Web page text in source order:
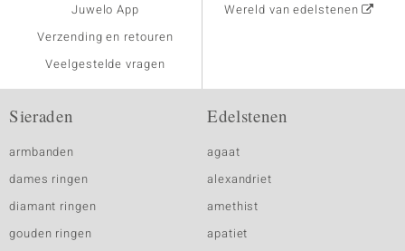
Juwelo App
Verzending en retouren
Veelgestelde vragen
Wereld van edelstenen
Sieraden
armbanden
dames ringen
diamant ringen
gouden ringen
Edelstenen
agaat
alexandriet
amethist
apatiet